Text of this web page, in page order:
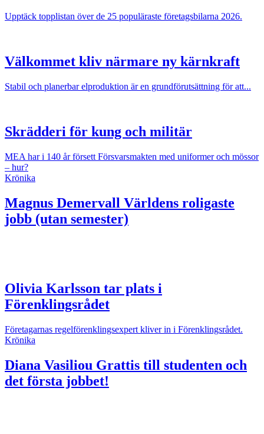
Upptäck topplistan över de 25 populäraste företagsbilarna 2026.
Välkommet kliv närmare ny kärnkraft
Stabil och planerbar elproduktion är en grundförutsättning för att...
Skrädderi för kung och militär
MEA har i 140 år försett Försvarsmakten med uniformer och mössor
– hur?
Krönika
Magnus Demervall Världens roligaste
jobb (utan semester)
Olivia Karlsson tar plats i
Förenklingsrådet
Företagarnas regelförenklingsexpert kliver in i Förenklingsrådet.
Krönika
Diana Vasiliou Grattis till studenten och
det första jobbet!